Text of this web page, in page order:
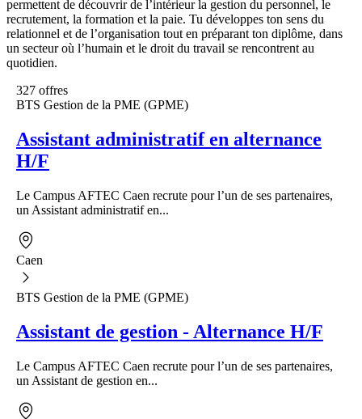
permettent de découvrir de l’intérieur la gestion du personnel, le
recrutement, la formation et la paie. Tu développes ton sens du
relationnel et de l’organisation tout en préparant ton diplôme, dans
un secteur où l’humain et le droit du travail se rencontrent au
quotidien.
327 offres
BTS Gestion de la PME (GPME)
Assistant administratif en alternance
H/F
Le Campus AFTEC Caen recrute pour l’un de ses partenaires,
un Assistant administratif en...
Caen
BTS Gestion de la PME (GPME)
Assistant de gestion - Alternance H/F
Le Campus AFTEC Caen recrute pour l’un de ses partenaires,
un Assistant de gestion en...